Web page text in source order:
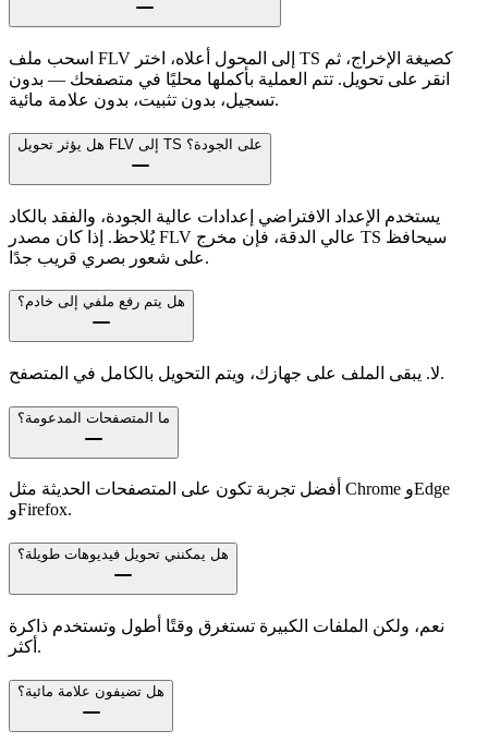
اسحب ملف FLV إلى المحول أعلاه، اختر TS كصيغة الإخراج، ثم
انقر على تحويل. تتم العملية بأكملها محليًا في متصفحك — بدون
تسجيل، بدون تثبيت، بدون علامة مائية.
هل يؤثر تحويل FLV إلى TS على الجودة؟
يستخدم الإعداد الافتراضي إعدادات عالية الجودة، والفقد بالكاد
يُلاحظ. إذا كان مصدر FLV عالي الدقة، فإن مخرج TS سيحافظ
على شعور بصري قريب جدًا.
هل يتم رفع ملفي إلى خادم؟
لا. يبقى الملف على جهازك، ويتم التحويل بالكامل في المتصفح.
ما المتصفحات المدعومة؟
أفضل تجربة تكون على المتصفحات الحديثة مثل Chrome وEdge
وFirefox.
هل يمكنني تحويل فيديوهات طويلة؟
نعم، ولكن الملفات الكبيرة تستغرق وقتًا أطول وتستخدم ذاكرة
أكثر.
هل تضيفون علامة مائية؟